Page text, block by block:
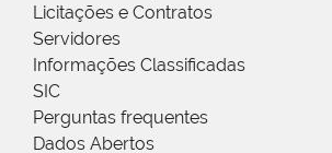
Licitações e Contratos
Servidores
Informações Classificadas
SIC
Perguntas frequentes
Dados Abertos